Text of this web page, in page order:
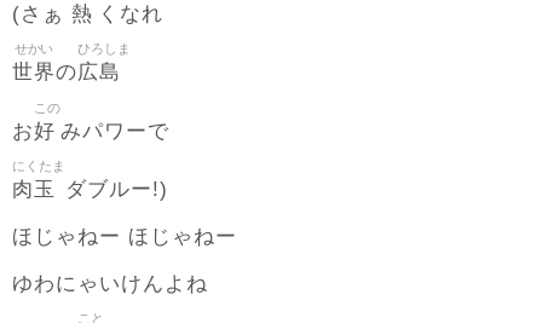
(さぁ 熱 くなれ
世界
せかい
の広島
ひろしま
お好
この
みパワーで
肉玉
にくたま
ダブルー!)
ほじゃねー ほじゃねー
ゆわにゃいけんよね
こと